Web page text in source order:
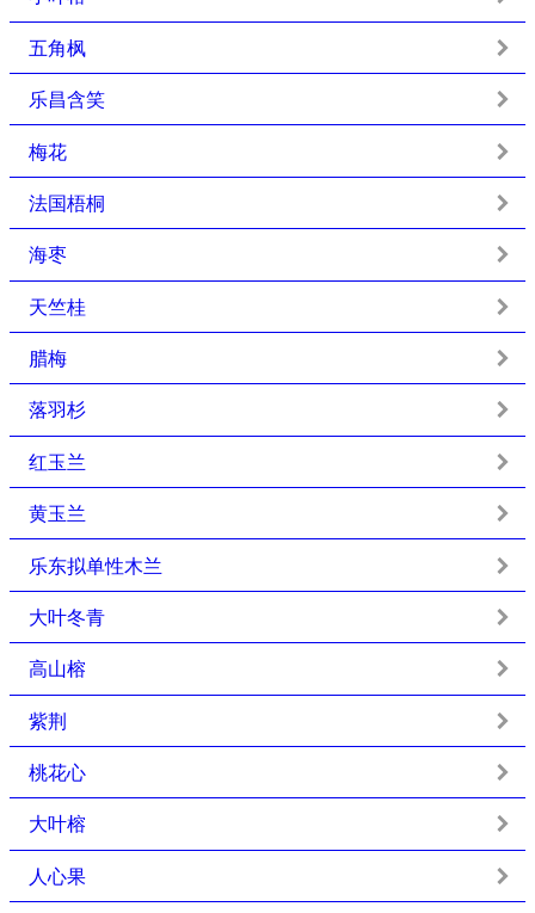
五角枫
乐昌含笑
梅花
法国梧桐
海枣
天竺桂
腊梅
落羽杉
红玉兰
黄玉兰
乐东拟单性木兰
大叶冬青
高山榕
紫荆
桃花心
大叶榕
人心果